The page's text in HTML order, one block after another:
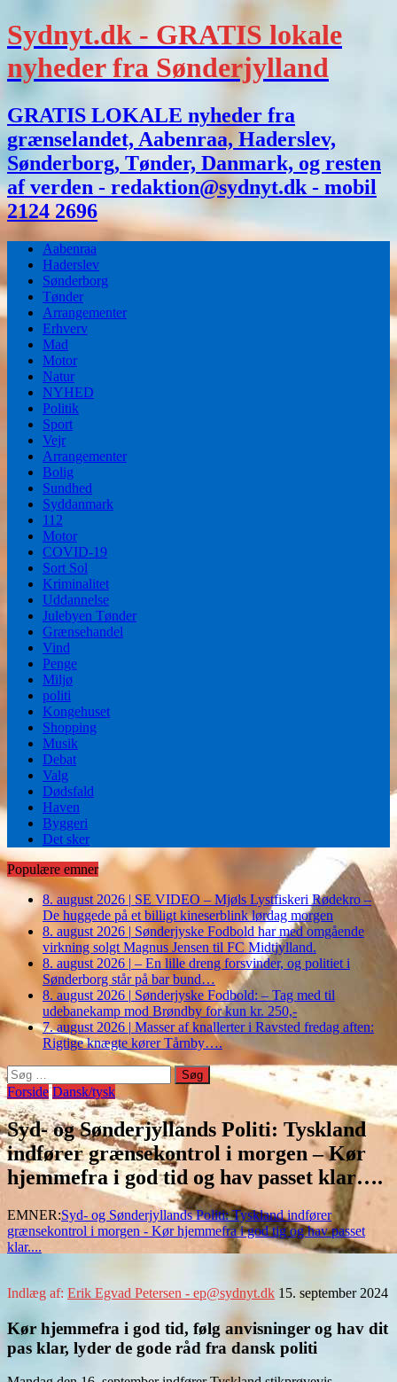
Sydnyt.dk - GRATIS lokale
nyheder fra Sønderjylland
GRATIS LOKALE nyheder fra
grænselandet, Aabenraa, Haderslev,
Sønderborg, Tønder, Danmark, og resten
af verden - redaktion@sydnyt.dk - mobil
2124 2696
Aabenraa
Haderslev
Sønderborg
Tønder
Arrangementer
Erhverv
Mad
Motor
Natur
NYHED
Politik
Sport
Vejr
Arrangementer
Bolig
Sundhed
Syddanmark
112
Motor
COVID-19
Sort Sol
Kriminalitet
Uddannelse
Julebyen Tønder
Grænsehandel
Vind
Penge
Miljø
politi
Kongehuset
Shopping
Musik
Debat
Valg
Dødsfald
Haven
Byggeri
Det sker
Populære emner
8. august 2026 | SE VIDEO – Mjøls Lystfiskeri Rødekro –
De huggede på et billigt kineserblink lørdag morgen
8. august 2026 | Sønderjyske Fodbold har med omgående
virkning solgt Magnus Jensen til FC Midtjylland.
8. august 2026 | – En lille dreng forsvinder, og politiet i
Sønderborg står på bar bund…
8. august 2026 | Sønderjyske Fodbold: – Tag med til
udebanekamp mod Brøndby for kun kr. 250,-
7. august 2026 | Masser af knallerter i Ravsted fredag aften:
Rigtige knægte kører Tårnby….
Søg
efter:
Forside Dansk/tysk
Syd- og Sønderjyllands Politi: Tyskland
indfører grænsekontrol i morgen – Kør
hjemmefra i god tid og hav passet klar….
EMNER:Syd- og Sønderjyllands Politi: Tyskland indfører
grænsekontrol i morgen - Kør hjemmefra i god tig og hav passet
klar....
Indlæg af: Erik Egvad Petersen - ep@sydnyt.dk 15. september 2024
Kør hjemmefra i god tid, følg anvisninger og hav dit
pas klar, lyder de gode råd fra dansk politi